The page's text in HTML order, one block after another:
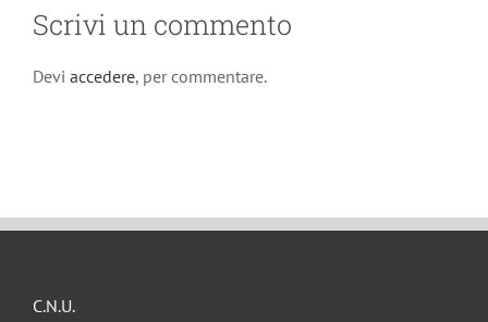
Scrivi un commento
Devi accedere, per commentare.
C.N.U.